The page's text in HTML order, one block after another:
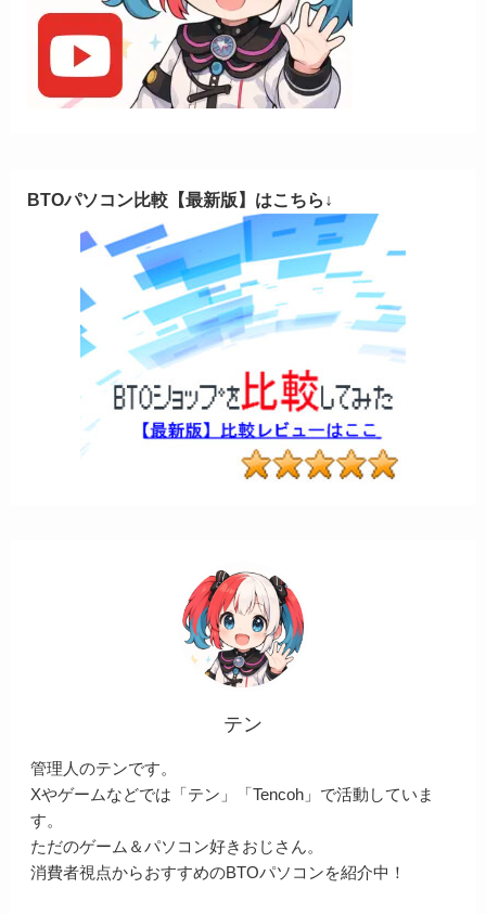
BTOパソコン比較【最新版】はこちら↓
テン
管理人のテンです。
Xやゲームなどでは「テン」「Tencoh」で活動していま
す。
ただのゲーム＆パソコン好きおじさん。
消費者視点からおすすめのBTOパソコンを紹介中！